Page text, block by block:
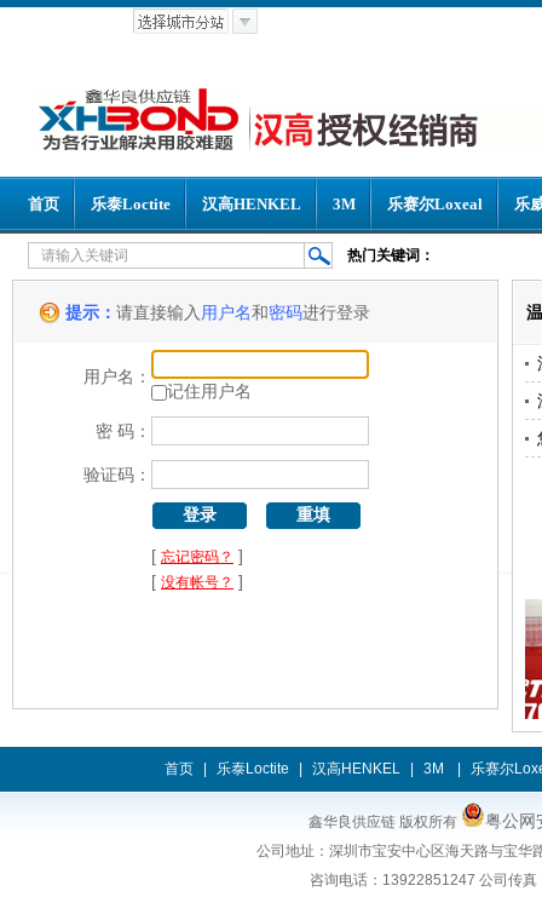
首页 乐泰Loctite 汉高HENKEL 3M 乐赛尔Loxeal 乐
热门关键词：
提示： 请直接输入 用户名和密码进行登录
用户名：
记住用户名
密 码：
验证码：
[ 忘记密码？ ]
[ 没有帐号？ ]
首页 乐泰Loctite 汉高HENKEL 3M 乐赛尔
鑫华良供应链 版权所有 粤公网
公司地址： 深圳市宝安中心区海天路与宝华
咨询电话： 13922851247 公司传真